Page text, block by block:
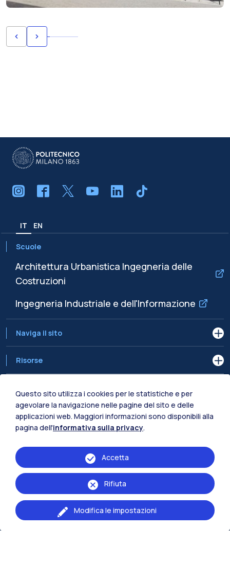
IT EN
Scuole
Architettura Urbanistica Ingegneria delle
Costruzioni
Ingegneria Industriale e dell'Informazione
Naviga il sito
Risorse
Questo sito utilizza i cookies per le statistiche e per
agevolare la navigazione nelle pagine del sito e delle
applicazioni web. Maggiori informazioni sono disponibili alla
pagina dell'informativa sulla privacy.
Modifica le impostazioni
Rifiuta
Accetta